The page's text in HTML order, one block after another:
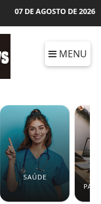
07 DE AGOSTO DE 2026
MENU
SAÚDE